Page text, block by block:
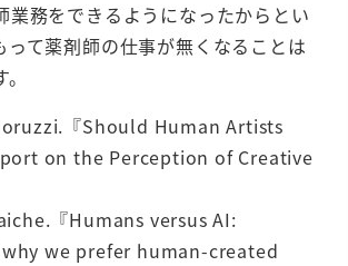
業務をできるようになったからとい
って薬剤師の仕事が無くなることは
『Should Human Artists
on the Perception of Creative
『Humans versus AI:
we prefer human-created